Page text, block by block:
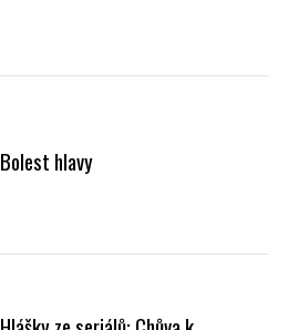
Bolest hlavy